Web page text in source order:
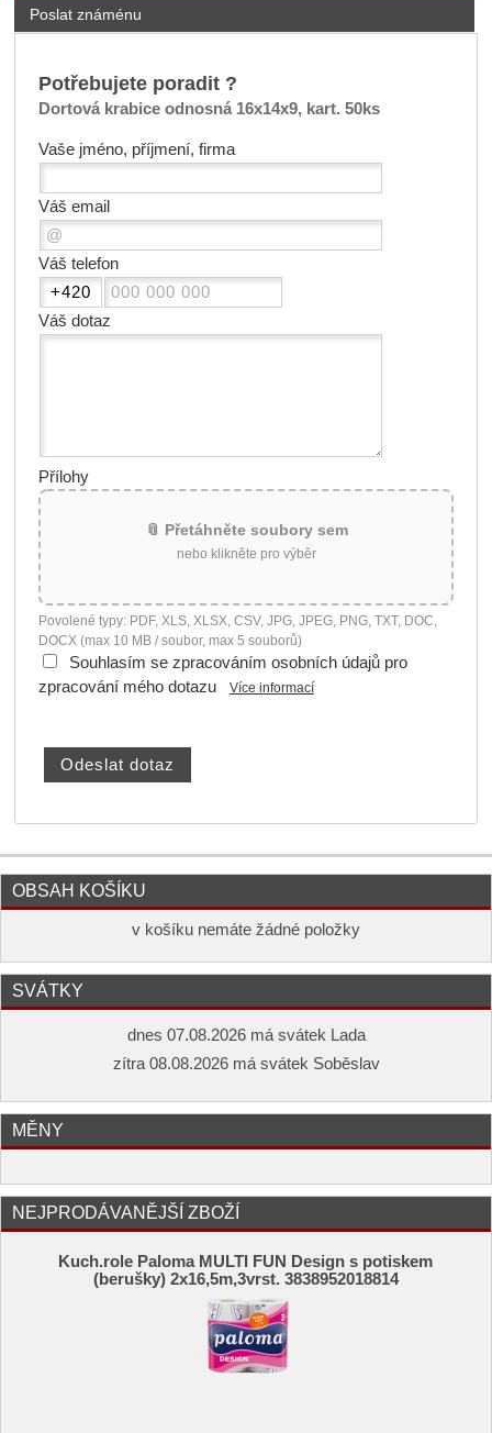
Poslat známénu
Potřebujete poradit ?
Dortová krabice odnosná 16x14x9, kart. 50ks
Vaše jméno, příjmení, firma
Váš email
Váš telefon
Váš dotaz
Přílohy
📎 Přetáhněte soubory sem
nebo klikněte pro výběr
Povolené typy: PDF, XLS, XLSX, CSV, JPG, JPEG, PNG, TXT, DOC,
DOCX (max 10 MB / soubor, max 5 souborů)
Souhlasím se zpracováním osobních údajů pro
zpracování mého dotazu
Více informací
OBSAH KOŠÍKU
v košíku nemáte žádné položky
SVÁTKY
dnes 07.08.2026 má svátek Lada
zítra 08.08.2026 má svátek Soběslav
MĚNY
NEJPRODÁVANĚJŠÍ ZBOŽÍ
Kuch.role Paloma MULTI FUN Design s potiskem
(berušky) 2x16,5m,3vrst. 3838952018814